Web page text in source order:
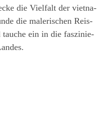
die Viel­falt der viet­na­
die male­ri­schen Reis­
tau­che ein in die fas­zi­nie­